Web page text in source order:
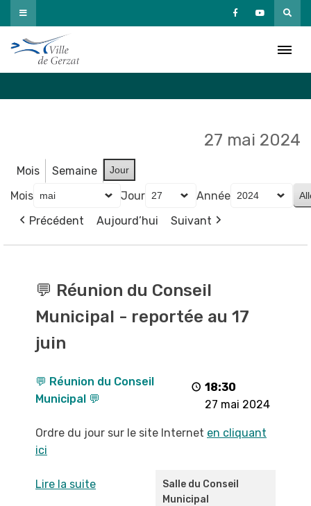
Passer
au
contenu
27 mai 2024
Mois Semaine Jour
Mois Jour
Année
Précédent
Aujourd’hui Suivant
Réunion
Conseil
Municipal
💬 Réunion du Conseil
Municipal - reportée au 17
juin
18:30
27 mai 2024
💬 Réunion du Conseil
Municipal 💬
Ordre du jour sur le site Internet en cliquant
ici
Salle du Conseil
Municipal
Lire la suite